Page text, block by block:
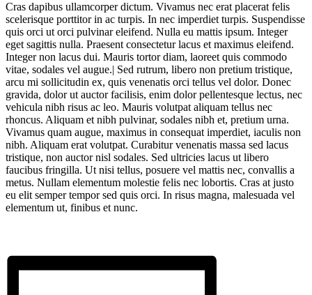
Cras dapibus ullamcorper dictum. Vivamus nec erat placerat felis
scelerisque porttitor in ac turpis. In nec imperdiet turpis. Suspendisse
quis orci ut orci pulvinar eleifend. Nulla eu mattis ipsum. Integer
eget sagittis nulla. Praesent consectetur lacus et maximus eleifend.
Integer non lacus dui. Mauris tortor diam, laoreet quis commodo
vitae, sodales vel augue.| Sed rutrum, libero non pretium tristique,
arcu mi sollicitudin ex, quis venenatis orci tellus vel dolor. Donec
gravida, dolor ut auctor facilisis, enim dolor pellentesque lectus, nec
vehicula nibh risus ac leo. Mauris volutpat aliquam tellus nec
rhoncus. Aliquam et nibh pulvinar, sodales nibh et, pretium urna.
Vivamus quam augue, maximus in consequat imperdiet, iaculis non
nibh. Aliquam erat volutpat. Curabitur venenatis massa sed lacus
tristique, non auctor nisl sodales. Sed ultricies lacus ut libero
faucibus fringilla. Ut nisi tellus, posuere vel mattis nec, convallis a
metus. Nullam elementum molestie felis nec lobortis. Cras at justo
eu elit semper tempor sed quis orci. In risus magna, malesuada vel
elementum ut, finibus et nunc.